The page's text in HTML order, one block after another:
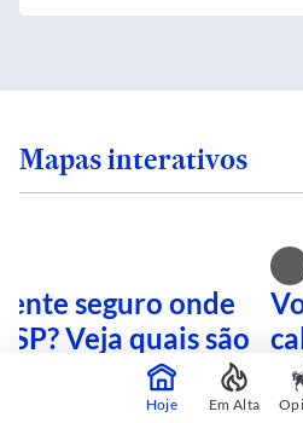
Mapas interativos
seguro onde
SP? Veja quais são
perigosas
Hoje Em Alta